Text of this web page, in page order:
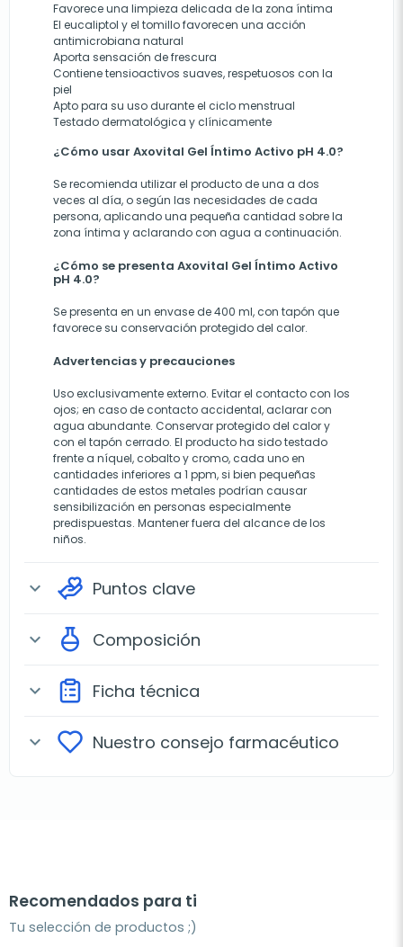
Favorece una limpieza delicada de la zona íntima
El eucaliptol y el tomillo favorecen una acción
antimicrobiana natural
Aporta sensación de frescura
Contiene tensioactivos suaves, respetuosos con la
piel
Apto para su uso durante el ciclo menstrual
Testado dermatológica y clínicamente
¿Cómo usar Axovital Gel Íntimo Activo pH 4.0?
Se recomienda utilizar el producto de una a dos
veces al día, o según las necesidades de cada
persona, aplicando una pequeña cantidad sobre la
zona íntima y aclarando con agua a continuación.
¿Cómo se presenta Axovital Gel Íntimo Activo
pH 4.0?
Se presenta en un envase de 400 ml, con tapón que
favorece su conservación protegido del calor.
Advertencias y precauciones
Uso exclusivamente externo. Evitar el contacto con los
ojos; en caso de contacto accidental, aclarar con
agua abundante. Conservar protegido del calor y
con el tapón cerrado. El producto ha sido testado
frente a níquel, cobalto y cromo, cada uno en
cantidades inferiores a 1 ppm, si bien pequeñas
cantidades de estos metales podrían causar
sensibilización en personas especialmente
predispuestas. Mantener fuera del alcance de los
niños.
expand_more Puntos clave
expand_more Composición
expand_more Ficha técnica
expand_more Nuestro consejo farmacéutico
Recomendados para ti
Tu selección de productos ;)